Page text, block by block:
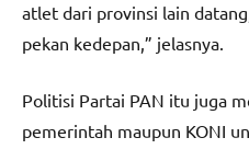
atlet dari provinsi lain
pekan kedepan,” jelasnya.
Politisi Partai PAN itu juga
pemerintah maupun KONI